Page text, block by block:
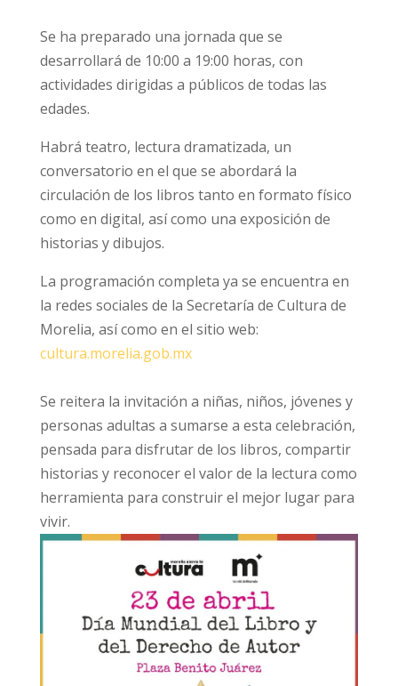
Se ha preparado una jornada que se
desarrollará de 10:00 a 19:00 horas, con
actividades dirigidas a públicos de todas las
edades.
Habrá teatro, lectura dramatizada, un
conversatorio en el que se abordará la
circulación de los libros tanto en formato físico
como en digital, así como una exposición de
historias y dibujos.
La programación completa ya se encuentra en
la redes sociales de la Secretaría de Cultura de
Morelia, así como en el sitio web:
cultura.morelia.gob.mx
Se reitera la invitación a niñas, niños, jóvenes y
personas adultas a sumarse a esta celebración,
pensada para disfrutar de los libros, compartir
historias y reconocer el valor de la lectura como
herramienta para construir el mejor lugar para
vivir.